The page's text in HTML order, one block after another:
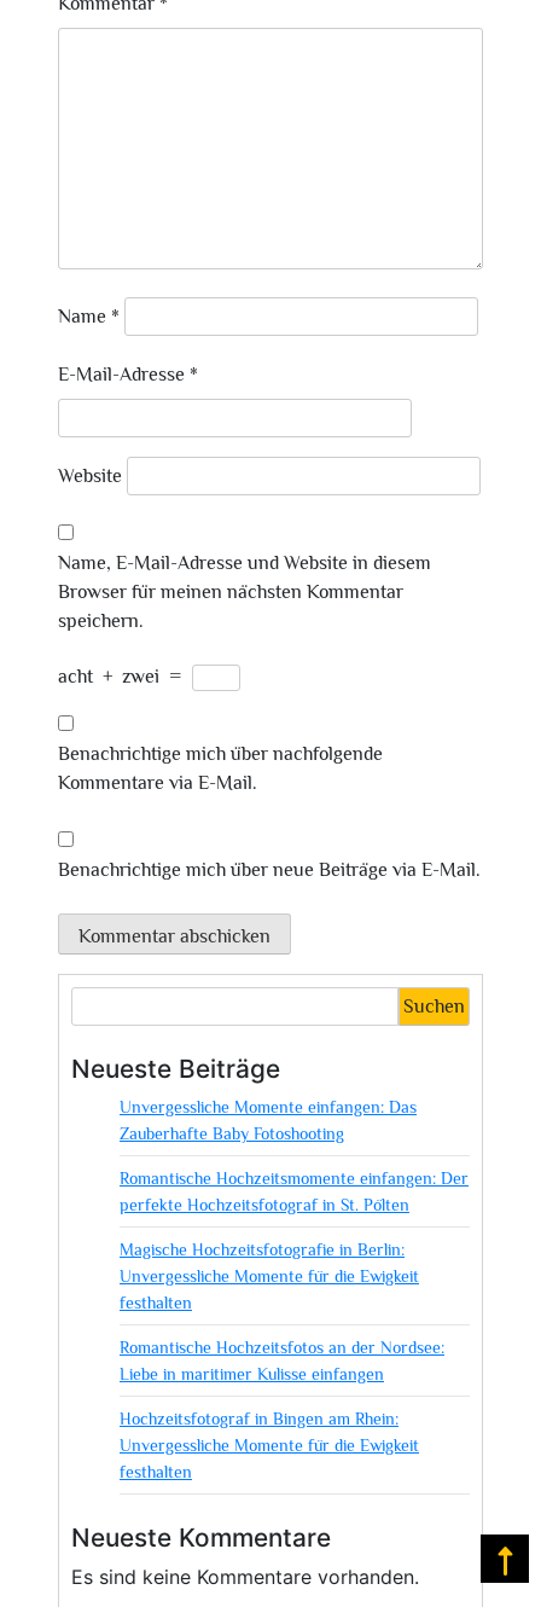
Name *
E-Mail-Adresse *
Website
Name, E-Mail-Adresse und Website in diesem
Browser für meinen nächsten Kommentar
speichern.
acht + zwei =
Benachrichtige mich über nachfolgende
Kommentare via E-Mail.
Benachrichtige mich über neue Beiträge via E-Mail.
Suchen
Neueste Beiträge
Unvergessliche Momente einfangen: Das
Zauberhafte Baby Fotoshooting
Romantische Hochzeitsmomente einfangen: Der
perfekte Hochzeitsfotograf in St. Pölten
Magische Hochzeitsfotografie in Berlin:
Unvergessliche Momente für die Ewigkeit
festhalten
Romantische Hochzeitsfotos an der Nordsee:
Liebe in maritimer Kulisse einfangen
Hochzeitsfotograf in Bingen am Rhein:
Unvergessliche Momente für die Ewigkeit
festhalten
Neueste Kommentare
Es sind keine Kommentare vorhanden.